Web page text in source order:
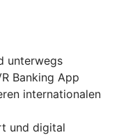
unterwegs
Banking App
internationalen
und digital